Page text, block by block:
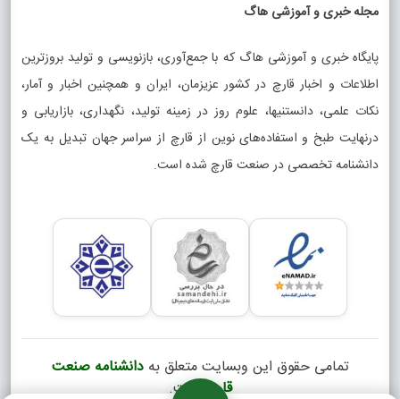
مجله خبری و آموزشی هاگ
پایگاه خبری و آموزشی هاگ که با جمع‌آوری، بازنویسی و تولید بروزترین
اطلاعات و اخبار قارچ در کشور عزیزمان، ایران و همچنین اخبار و آمار،
نکات علمی، دانستنیها، علوم روز در زمینه تولید، نگهداری، بازاریابی و
درنهایت طبخ و استفاده‌های نوین از قارچ از سراسر جهان تبدیل به یک
دانشنامه تخصصی در صنعت قارچ شده است.
تمامی حقوق این وبسایت متعلق بهدانشنامه صنعت
قارچ است.